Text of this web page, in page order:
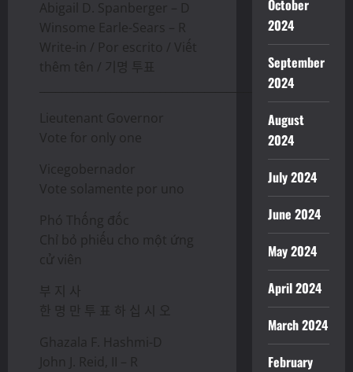
Abigail D. Spanberger – D
Winsome Earle-Sears – R
Write-in / Por escrito / Viết
thêm tên / 기명 투표
________________________________________________
Lieutenant Governor
Vote for only one
Vicegobernador
Vote solamente por uno
Phó Thống đốc
Chỉ bỏ phiếu cho một ứng
cử viên
부 지 사
한 명 만 투 표 하 십 시 오
Ghazala F. Hashmi-D
John J. Reid, II – R
October
2024
September
2024
August
2024
July 2024
June 2024
May 2024
April 2024
March 2024
February